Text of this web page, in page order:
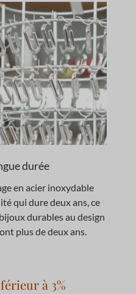
durée
en acier inoxydable
qui dure deux ans, ce
durables au design
plus de deux ans.
à 3%